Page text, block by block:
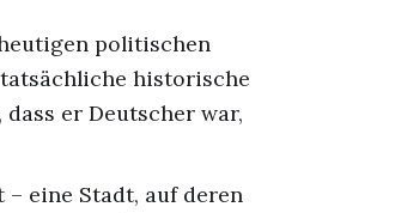
politischen
historische
er Deutscher war,
– eine Stadt, auf deren